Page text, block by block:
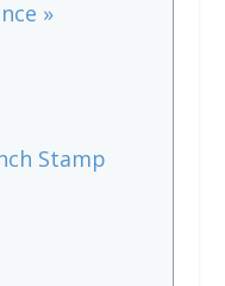
»
Stamp